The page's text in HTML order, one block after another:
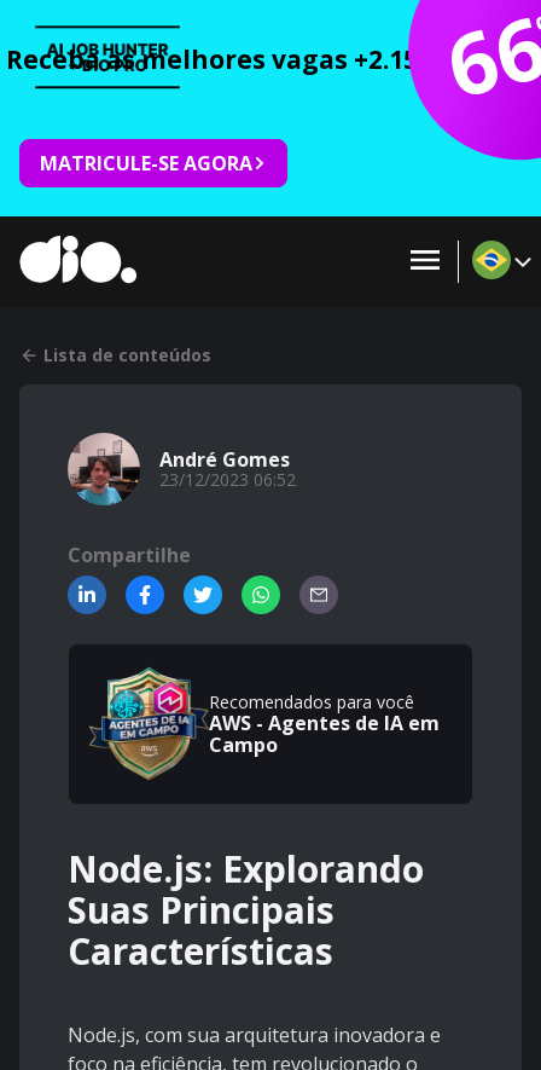
Receba as melhores vagas +2.150 cursos
MATRICULE-SE AGORA
Lista de conteúdos
André Gomes
23/12/2023 06:52
Compartilhe
Recomendados para você
AWS - Agentes de IA em
Campo
Node.js: Explorando
Suas Principais
Características
Node.js, com sua arquitetura inovadora e
foco na eficiência, tem revolucionado o